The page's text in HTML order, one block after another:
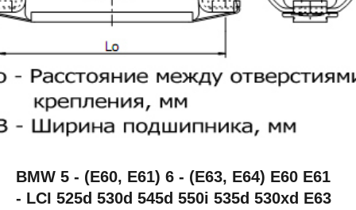
BMW 5 - (E60, E61) 6 - (E63, E64) E60 E61
- LCI 525d 530d 545d 550i 535d 530xd E63